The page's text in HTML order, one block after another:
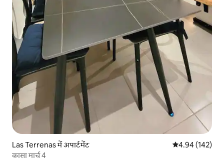
Las Terrenas में अपार्टमेंट औसत रेटिंग 5 में से
4.94 (142)
कासा मार्च 4